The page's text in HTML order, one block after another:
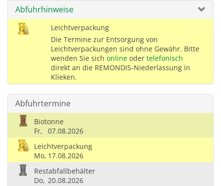
Abfuhrhinweise
Leichtverpackung
Die Termine zur Entsorgung von
Leichtverpackungen sind ohne Gewähr. Bitte
wenden Sie sich online oder telefonisch
direkt an die REMONDIS-Niederlassung in
Klieken.
Abfuhrtermine
Biotonne
Fr,
07.08.2026
Leichtverpackung
Mo, 17.08.2026
Restabfallbehälter
Do, 20.08.2026